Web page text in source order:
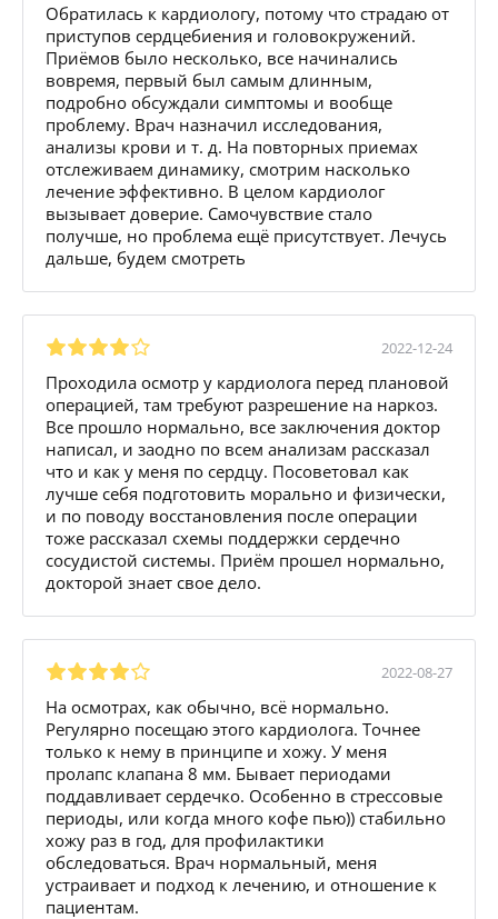
Обратилась к кардиологу, потому что страдаю от
приступов сердцебиения и головокружений.
Приёмов было несколько, все начинались
вовремя, первый был самым длинным,
подробно обсуждали симптомы и вообще
проблему. Врач назначил исследования,
анализы крови и т. д. На повторных приемах
отслеживаем динамику, смотрим насколько
лечение эффективно. В целом кардиолог
вызывает доверие. Самочувствие стало
получше, но проблема ещё присутствует. Лечусь
дальше, будем смотреть
2022-12-24
Проходила осмотр у кардиолога перед плановой
операцией, там требуют разрешение на наркоз.
Все прошло нормально, все заключения доктор
написал, и заодно по всем анализам рассказал
что и как у меня по сердцу. Посоветовал как
лучше себя подготовить морально и физически,
и по поводу восстановления после операции
тоже рассказал схемы поддержки сердечно
сосудистой системы. Приём прошел нормально,
докторой знает свое дело.
2022-08-27
На осмотрах, как обычно, всё нормально.
Регулярно посещаю этого кардиолога. Точнее
только к нему в принципе и хожу. У меня
пролапс клапана 8 мм. Бывает периодами
поддавливает сердечко. Особенно в стрессовые
периоды, или когда много кофе пью)) стабильно
хожу раз в год, для профилактики
обследоваться. Врач нормальный, меня
устраивает и подход к лечению, и отношение к
пациентам.